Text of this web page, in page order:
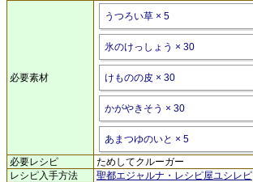
必要素材
うつろい草 × 5
氷のけっしょう × 30
けものの皮 × 30
かがやきそう × 30
あまつゆのいと × 5
必要レシピ
ためしてクルーガー
レシピ入手方法
聖都エジャルナ・レシピ屋ユシレピ